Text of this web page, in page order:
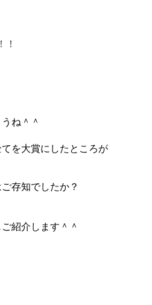
！
ね＾＾
を大賞にしたところが
存知でしたか？
紹介します＾＾